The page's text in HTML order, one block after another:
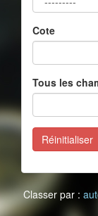
Cote
Tous les
Réinitialiser
Classer par :